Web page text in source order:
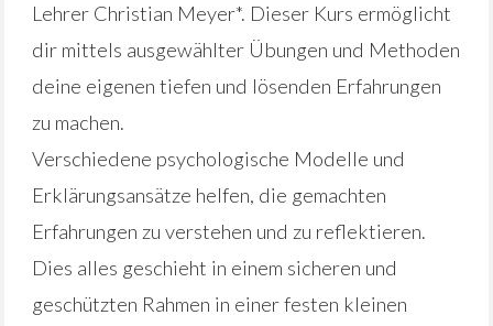
Lehrer Christian Meyer*. Dieser Kurs ermöglicht
dir mittels ausgewählter Übungen und Methoden
deine eigenen tiefen und lösenden Erfahrungen
zu machen.
Verschiedene psychologische Modelle und
Erklärungsansätze helfen, die gemachten
Erfahrungen zu verstehen und zu reflektieren.
Dies alles geschieht in einem sicheren und
geschützten Rahmen in einer festen kleinen